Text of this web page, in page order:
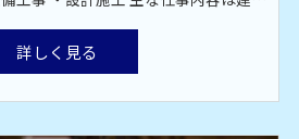
詳しく見る